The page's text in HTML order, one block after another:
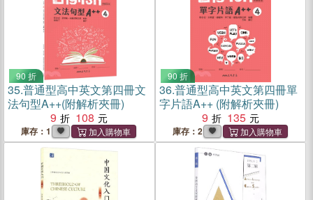
90 折
35.普通型高中英文第四冊文
法句型A++(附解析夾冊)
9
108
庫存：1
90 折
36.普通型高中英文第四冊單
字片語A++ (附解析夾冊)
9
135
庫存：2